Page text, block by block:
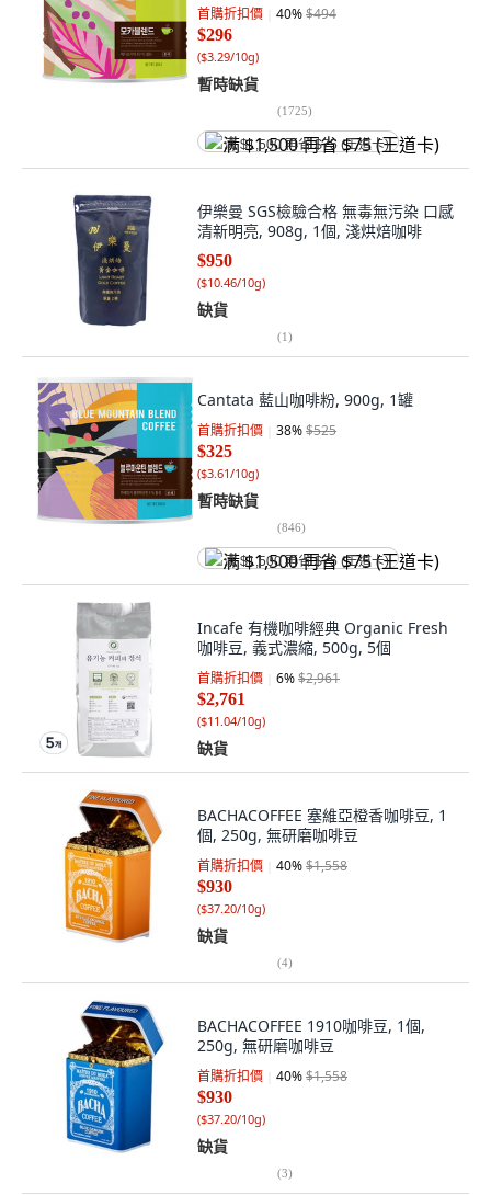
首購折扣價 40%$494
$296
($3.29/10g)
暫時缺貨
(1725)
满 $1,500 再省 $75 (王道卡)
伊樂曼 SGS檢驗合格 無毒無污染 口感
清新明亮, 908g, 1個, 淺烘焙咖啡
$950
($10.46/10g)
缺貨
(1)
Cantata 藍山咖啡粉, 900g, 1罐
首購折扣價 38%$525
$325
($3.61/10g)
暫時缺貨
(846)
满 $1,500 再省 $75 (王道卡)
Incafe 有機咖啡經典 Organic Fresh
咖啡豆, 義式濃縮, 500g, 5個
首購折扣價 6%$2,961
$2,761
($11.04/10g)
缺貨
BACHACOFFEE 塞維亞橙香咖啡豆, 1
個, 250g, 無研磨咖啡豆
首購折扣價 40%$1,558
$930
($37.20/10g)
缺貨
(4)
BACHACOFFEE 1910咖啡豆, 1個,
250g, 無研磨咖啡豆
首購折扣價 40%$1,558
$930
($37.20/10g)
缺貨
(3)